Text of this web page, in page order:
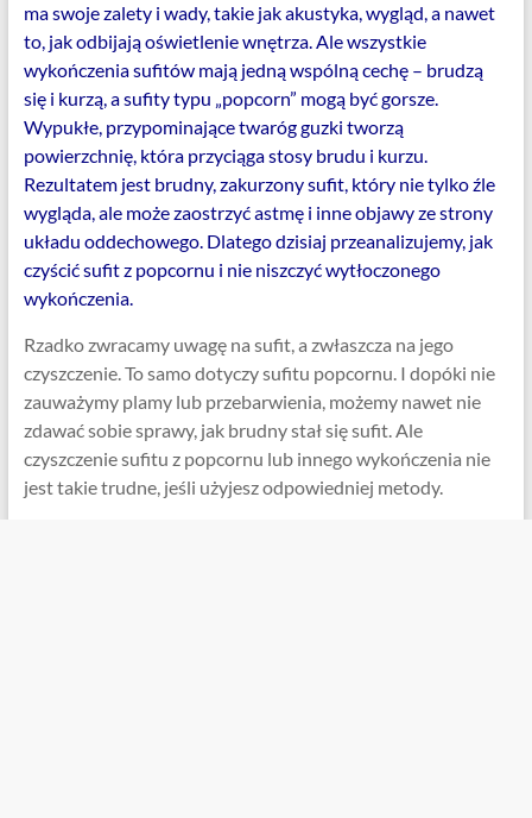
ma swoje zalety i wady, takie jak akustyka, wygląd, a nawet
to, jak odbijają oświetlenie wnętrza. Ale wszystkie
wykończenia sufitów mają jedną wspólną cechę – brudzą
się i kurzą, a sufity typu „popcorn” mogą być gorsze.
Wypukłe, przypominające twaróg guzki tworzą
powierzchnię, która przyciąga stosy brudu i kurzu.
Rezultatem jest brudny, zakurzony sufit, który nie tylko źle
wygląda, ale może zaostrzyć astmę i inne objawy ze strony
układu oddechowego. Dlatego dzisiaj przeanalizujemy, jak
czyścić sufit z popcornu i nie niszczyć wytłoczonego
wykończenia.
Rzadko zwracamy uwagę na sufit, a zwłaszcza na jego
czyszczenie. To samo dotyczy sufitu popcornu. I dopóki nie
zauważymy plamy lub przebarwienia, możemy nawet nie
zdawać sobie sprawy, jak brudny stał się sufit. Ale
czyszczenie sufitu z popcornu lub innego wykończenia nie
jest takie trudne, jeśli użyjesz odpowiedniej metody.